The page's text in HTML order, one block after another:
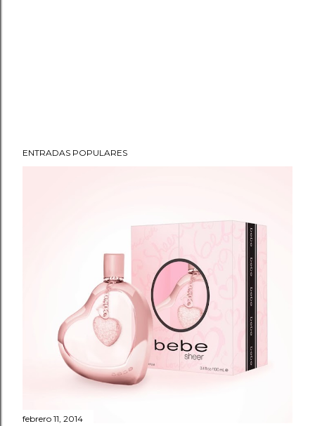
ENTRADAS POPULARES
febrero 11, 2014